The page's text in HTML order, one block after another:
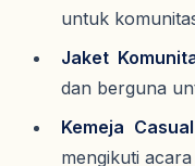
untuk
Jaket
dan berguna
Kemeja Casual
mengikuti